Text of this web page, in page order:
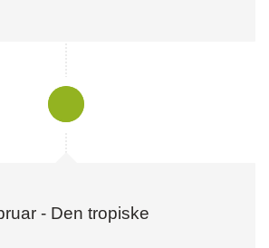
- Den tropiske